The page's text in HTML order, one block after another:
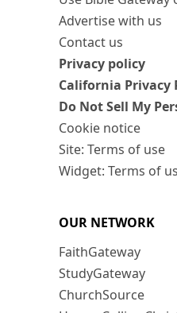
Advertise with us
Contact us
Privacy policy
California Privacy
Do Not Sell My
Cookie notice
Site: Terms of use
Widget: Terms of
OUR NETWORK
FaithGateway
StudyGateway
ChurchSource